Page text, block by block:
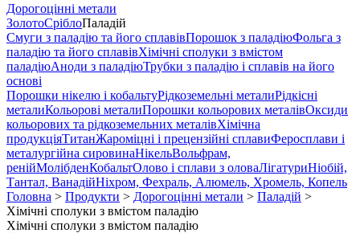
Дорогоцінні метали
ЗолотоСріблоПаладій
Смуги з паладію та його сплавівПорошок з паладіюФольга з
паладію та його сплавівХімічні сполуки з вмістом
паладіюАноди з паладіюТрубки з паладію і сплавів на його
основі
Порошки нікелю і кобальтуРідкоземельні металиРідкісні
металиКольорові металиПорошки кольорових металівОксиди
кольорових та рідкоземельних металівХімічна
продукціяТитанЖароміцні і прецензійні сплавиФеросплави і
металургійна сировинаНікельВольфрам,
ренійМолібденКобальтОлово і сплави з оловаЛігатуриНіобій,
Тантал, ВанадійНіхром, Фехраль, Алюмель, Хромель, Копель
Головна > Продукти > Дорогоцінні метали > Паладій >
Хімічні сполуки з вмістом паладію
Хімічні сполуки з вмістом паладію